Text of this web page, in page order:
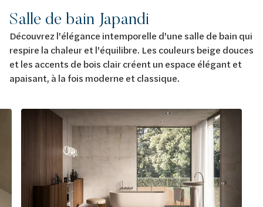
Salle de bain Japandi
Découvrez l'élégance intemporelle d'une salle de bain qui
respire la chaleur et l'équilibre. Les couleurs beige douces
et les accents de bois clair créent un espace élégant et
apaisant, à la fois moderne et classique.